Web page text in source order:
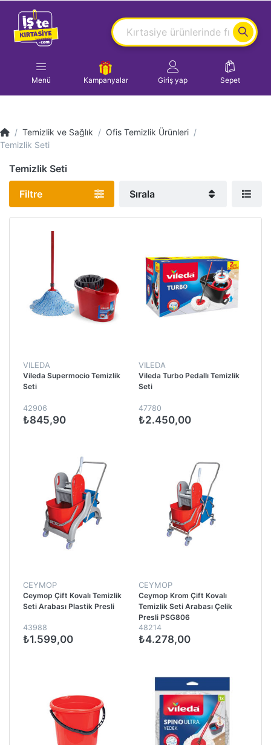
Menü Kampanyalar Giriş yap Sepet
Temizlik ve Sağlık
Ofis Temizlik Ürünleri
Temizlik Seti
Temizlik Seti
Filtre Sırala
VILEDA
Vileda Supermocio Temizlik
Seti
42906
₺845,90
VILEDA
Vileda Turbo Pedallı Temizlik
Seti
47780
₺2.450,00
CEYMOP
Ceymop Çift Kovalı Temizlik
Seti Arabası Plastik Presli
43988
₺1.599,00
CEYMOP
Ceymop Krom Çift Kovalı
Temizlik Seti Arabası Çelik
Presli PSG806
48214
₺4.278,00